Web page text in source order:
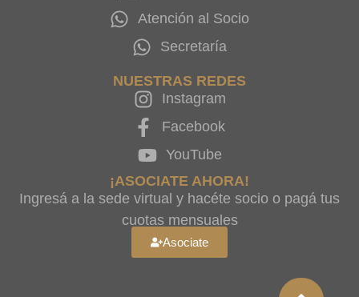
Atención al Socio
Secretaría
NUESTRAS REDES
Instagram
Facebook
YouTube
¡ASOCIATE AHORA!
Ingresá a la sede virtual y hacéte socio o pagá tus
cuotas mensuales
Asociate